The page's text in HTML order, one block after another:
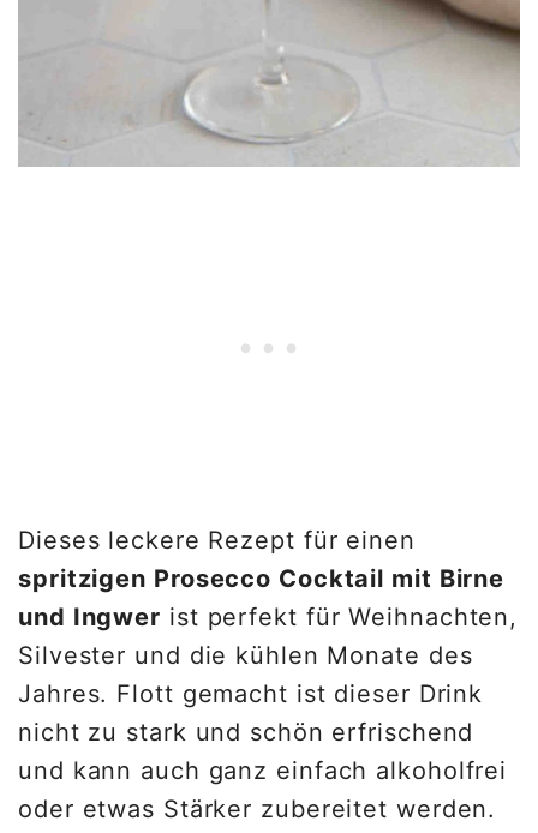
Dieses leckere Rezept für einen
spritzigen Prosecco Cocktail mit Birne
und Ingwer ist perfekt für Weihnachten,
Silvester und die kühlen Monate des
Jahres. Flott gemacht ist dieser Drink
nicht zu stark und schön erfrischend
und kann auch ganz einfach alkoholfrei
oder etwas Stärker zubereitet werden.